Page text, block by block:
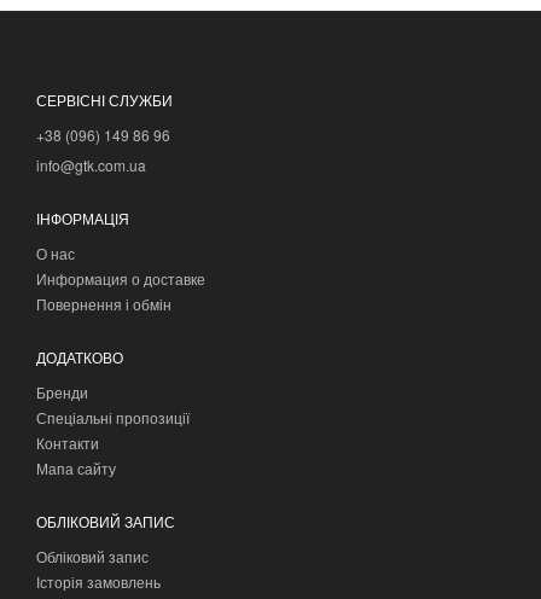
СЕРВІСНІ СЛУЖБИ
+38 (096) 149 86 96
info@gtk.com.ua
ІНФОРМАЦІЯ
О нас
Информация о доставке
Повернення і обмін
ДОДАТКОВО
Бренди
Спеціальні пропозиції
Контакти
Мапа сайту
ОБЛІКОВИЙ ЗАПИС
Обліковий запис
Історія замовлень